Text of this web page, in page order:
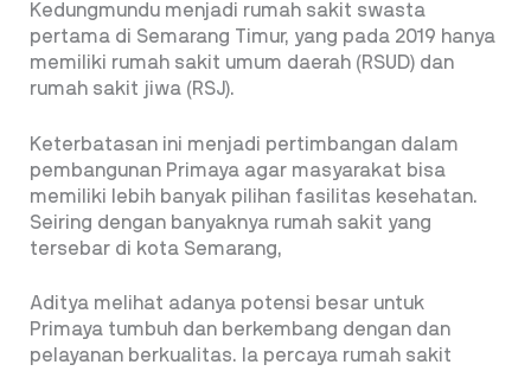
Kedungmundu menjadi rumah sakit swasta
pertama di Semarang Timur, yang pada 2019 hanya
memiliki rumah sakit umum daerah (RSUD) dan
rumah sakit jiwa (RSJ).
Keterbatasan ini menjadi pertimbangan dalam
pembangunan Primaya agar masyarakat bisa
memiliki lebih banyak pilihan fasilitas kesehatan.
Seiring dengan banyaknya rumah sakit yang
tersebar di kota Semarang,
Aditya melihat adanya potensi besar untuk
Primaya tumbuh dan berkembang dengan dan
pelayanan berkualitas. Ia percaya rumah sakit